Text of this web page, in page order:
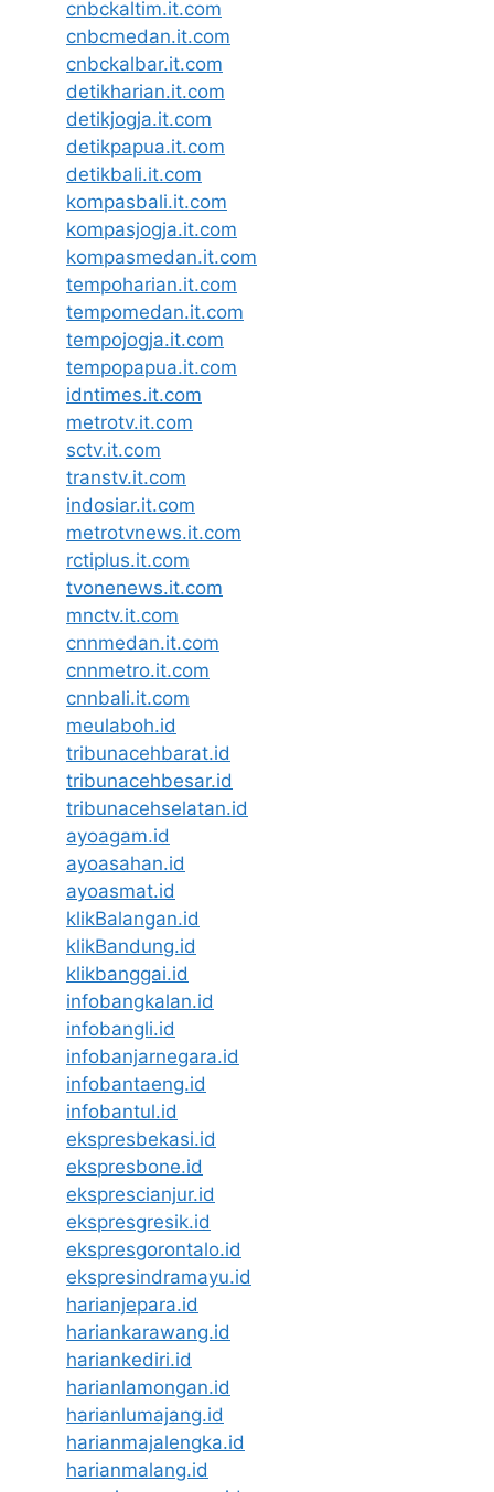
cnbckaltim.it.com
cnbcmedan.it.com
cnbckalbar.it.com
detikharian.it.com
detikjogja.it.com
detikpapua.it.com
detikbali.it.com
kompasbali.it.com
kompasjogja.it.com
kompasmedan.it.com
tempoharian.it.com
tempomedan.it.com
tempojogja.it.com
tempopapua.it.com
idntimes.it.com
metrotv.it.com
sctv.it.com
transtv.it.com
indosiar.it.com
metrotvnews.it.com
rctiplus.it.com
tvonenews.it.com
mnctv.it.com
cnnmedan.it.com
cnnmetro.it.com
cnnbali.it.com
meulaboh.id
tribunacehbarat.id
tribunacehbesar.id
tribunacehselatan.id
ayoagam.id
ayoasahan.id
ayoasmat.id
klikBalangan.id
klikBandung.id
klikbanggai.id
infobangkalan.id
infobangli.id
infobanjarnegara.id
infobantaeng.id
infobantul.id
ekspresbekasi.id
ekspresbone.id
eksprescianjur.id
ekspresgresik.id
ekspresgorontalo.id
ekspresindramayu.id
harianjepara.id
hariankarawang.id
hariankediri.id
harianlamongan.id
harianlumajang.id
harianmajalengka.id
harianmalang.id